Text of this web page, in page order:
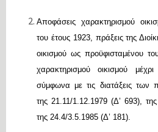
Αποφάσεις χαρακτηρισμού
του έτους 1923, πράξεις της
οικισμού ως προϋφισταμένου
χαρακτηρισμού οικισμού
σύμφωνα με τις διατάξεις των
της 21.11/1.12.1979 (Δ’ 693),
της 24.4/3.5.1985 (Δ’ 181).